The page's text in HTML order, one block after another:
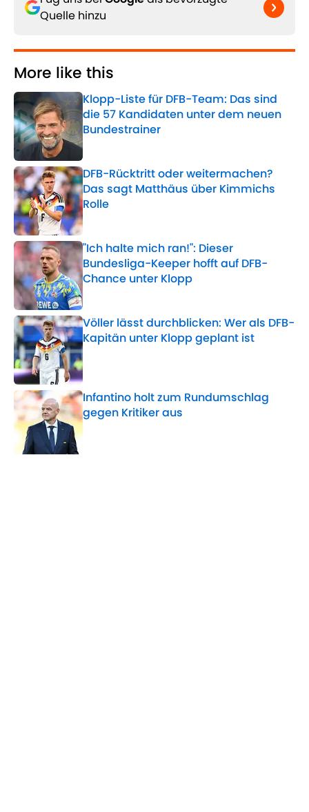
Quelle hinzu
More like this
Klopp-Liste für DFB-Team: Das sind
die 57 Kandidaten unter dem neuen
Bundestrainer
Published by on Invalid Date
DFB-Rücktritt oder weitermachen?
Das sagt Matthäus über Kimmichs
Rolle
Published by on Invalid Date
"Ich halte mich ran!": Dieser
Bundesliga-Keeper hofft auf DFB-
Chance unter Klopp
Published by on Invalid Date
Völler lässt durchblicken: Wer als DFB-
Kapitän unter Klopp geplant ist
Published by on Invalid Date
Infantino holt zum Rundumschlag
gegen Kritiker aus
Published by on Invalid Date